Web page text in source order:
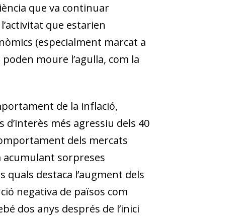
que va continuar
que estarien
(especialment marcat a
moure l’agulla, com la
de la inflació,
més agressiu dels 40
dels mercats
acumulant sorpreses
quals destaca l’augment dels
negativa de països com
dos anys després de l’inici